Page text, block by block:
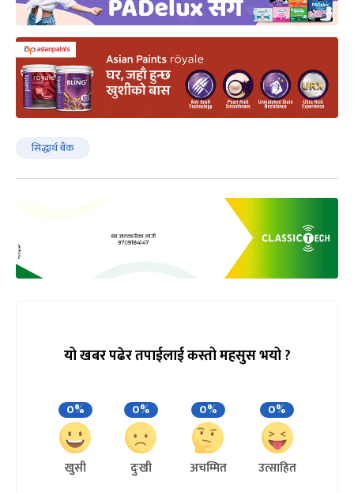
सिद्धार्थ बैंक
यो खबर पढेर तपाईलाई कस्तो महसुस भयो ?
0%
खुसी
0%
दुःखी
0%
अचम्मित
0%
उत्साहित